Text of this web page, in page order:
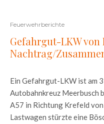
Feuerwehrberichte
Gefahrgut-LKW
Nachtrag/
Ein Gefahrgut-LKW ist am
Autobahnkreuz Meerbusch
A57 in Richtung Krefeld
Lastwagen stürzte eine